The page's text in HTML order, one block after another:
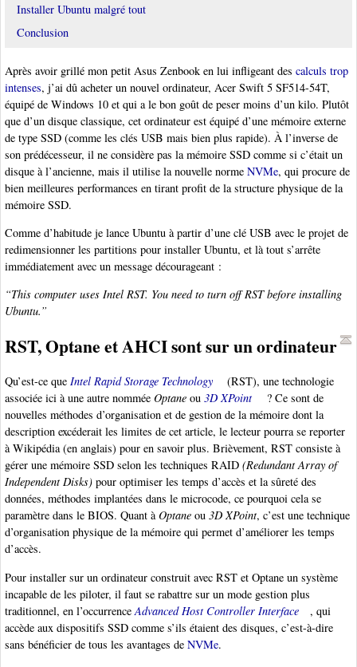
Installer Ubuntu malgré tout
Conclusion
Après avoir grillé mon petit Asus Zenbook en lui infligeant des calculs trop
intenses, j’ai dû acheter un nouvel ordinateur, Acer Swift 5 SF514-54T,
équipé de Windows 10 et qui a le bon goût de peser moins d’un kilo. Plutôt
que d’un disque classique, cet ordinateur est équipé d’une mémoire externe
de type SSD (comme les clés USB mais bien plus rapide). À l’inverse de
son prédécesseur, il ne considère pas la mémoire SSD comme si c’était un
disque à l’ancienne, mais il utilise la nouvelle norme NVMe, qui procure de
bien meilleures performances en tirant profit de la structure physique de la
mémoire SSD.
Comme d’habitude je lance Ubuntu à partir d’une clé USB avec le projet de
redimensionner les partitions pour installer Ubuntu, et là tout s’arrête
immédiatement avec un message décourageant :
“This computer uses Intel RST. You need to turn off RST before installing
Ubuntu.”
RST, Optane et AHCI sont sur un ordinateur
Qu’est-ce que Intel Rapid Storage Technology
(RST), une technologie
associée ici à une autre nommée Optane ou 3D XPoint
? Ce sont de
nouvelles méthodes d’organisation et de gestion de la mémoire dont la
description excéderait les limites de cet article, le lecteur pourra se reporter
à Wikipédia (en anglais) pour en savoir plus. Brièvement, RST consiste à
gérer une mémoire SSD selon les techniques RAID (Redundant Array of
Independent Disks) pour optimiser les temps d’accès et la sûreté des
données, méthodes implantées dans le microcode, ce pourquoi cela se
paramètre dans le BIOS. Quant àOptane ou 3D XPoint, c’est une technique
d’organisation physique de la mémoire qui permet d’améliorer les temps
d’accès.
Pour installer sur un ordinateur construit avec RST et Optane un système
incapable de les piloter, il faut se rabattre sur un mode gestion plus
traditionnel, en l’occurrence Advanced Host Controller Interface
, qui
accède aux dispositifs SSD comme s’ils étaient des disques, c’est-à-dire
sans bénéficier de tous les avantages de NVMe.